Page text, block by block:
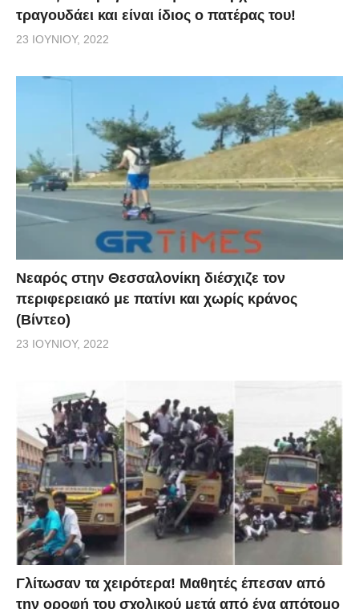
τραγουδάει και είναι ίδιος ο πατέρας του!
23 ΙΟΥΝΊΟΥ, 2022
Νεαρός στην Θεσσαλονίκη διέσχιζε τον
περιφερειακό με πατίνι και χωρίς κράνος
(Βίντεο)
23 ΙΟΥΝΊΟΥ, 2022
Γλίτωσαν τα χειρότερα! Μαθητές έπεσαν από
την οροφή του σχολικού μετά από ένα απότομο